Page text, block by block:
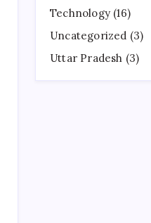
Technology (16)
Uncategorized (3)
Uttar Pradesh (3)